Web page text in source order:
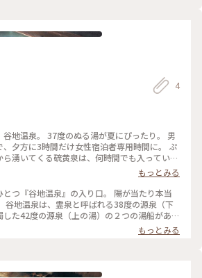
4
谷地温泉。 37度のぬる湯が夏にぴったり。 男
、夕方に3時間だけ女性宿泊者専用時間に。 ぷ
ら湧いてくる硫黄泉は、何時間でも入っていら
高すぎる時間です♨︎ 前回は秋でブナ林の黄葉
の雨上がりの黄緑色も。 #青森#十和田
温泉#温泉#温泉手帖#秘湯#ぬる湯#足元湧出
#アートみたいな景色#私のことりっぷ2022
もっとみる
とつ『谷地温泉』の入り口。 陽が当たり本当
した42度の源泉（上の湯）の２つの湯船があり
ぽこぽこと浴槽の底から直接自噴する足元湧
1時間♨︎癒されます。 #八甲田#青森#谷
もっとみる